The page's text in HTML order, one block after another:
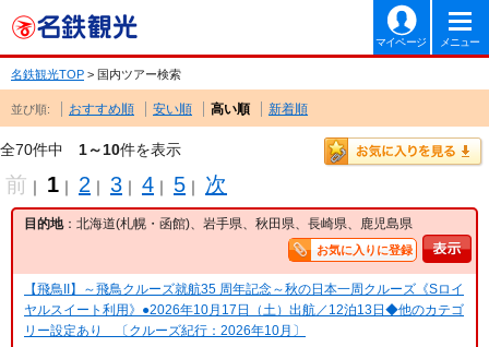
マイページ メニュー
名鉄観光TOP > 国内ツアー検索
並び順: おすすめ順 安い順 高い順 新着順
全70件中 1～10件を表示
前 ｜ 1 ｜ 2 ｜ 3 ｜ 4 ｜ 5 ｜ 次
目的地：北海道(札幌・函館)、岩手県、秋田県、長崎県、鹿児島県
お気に入りに登録
【飛鳥II】～飛鳥クルーズ就航35 周年記念～秋の日本一周クルーズ《Sロイ
ヤルスイート利用》●2026年10月17日（土）出航／12泊13日◆他のカテゴ
リー設定あり 〔クルーズ紀行：2026年10月〕